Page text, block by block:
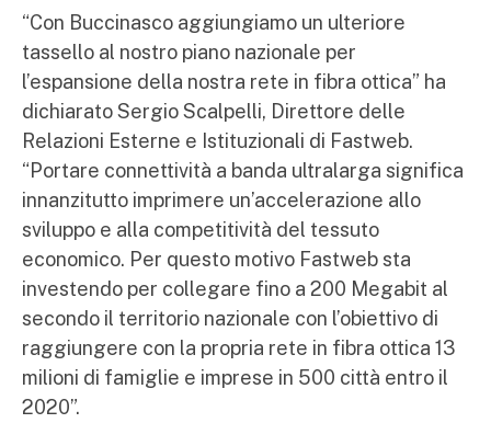
“Con Buccinasco aggiungiamo un ulteriore
tassello al nostro piano nazionale per
l’espansione della nostra rete in fibra ottica” ha
dichiarato Sergio Scalpelli, Direttore delle
Relazioni Esterne e Istituzionali di Fastweb.
“Portare connettività a banda ultralarga significa
innanzitutto imprimere un’accelerazione allo
sviluppo e alla competitività del tessuto
economico. Per questo motivo Fastweb sta
investendo per collegare fino a 200 Megabit al
secondo il territorio nazionale con l’obiettivo di
raggiungere con la propria rete in fibra ottica 13
milioni di famiglie e imprese in 500 città entro il
2020”.